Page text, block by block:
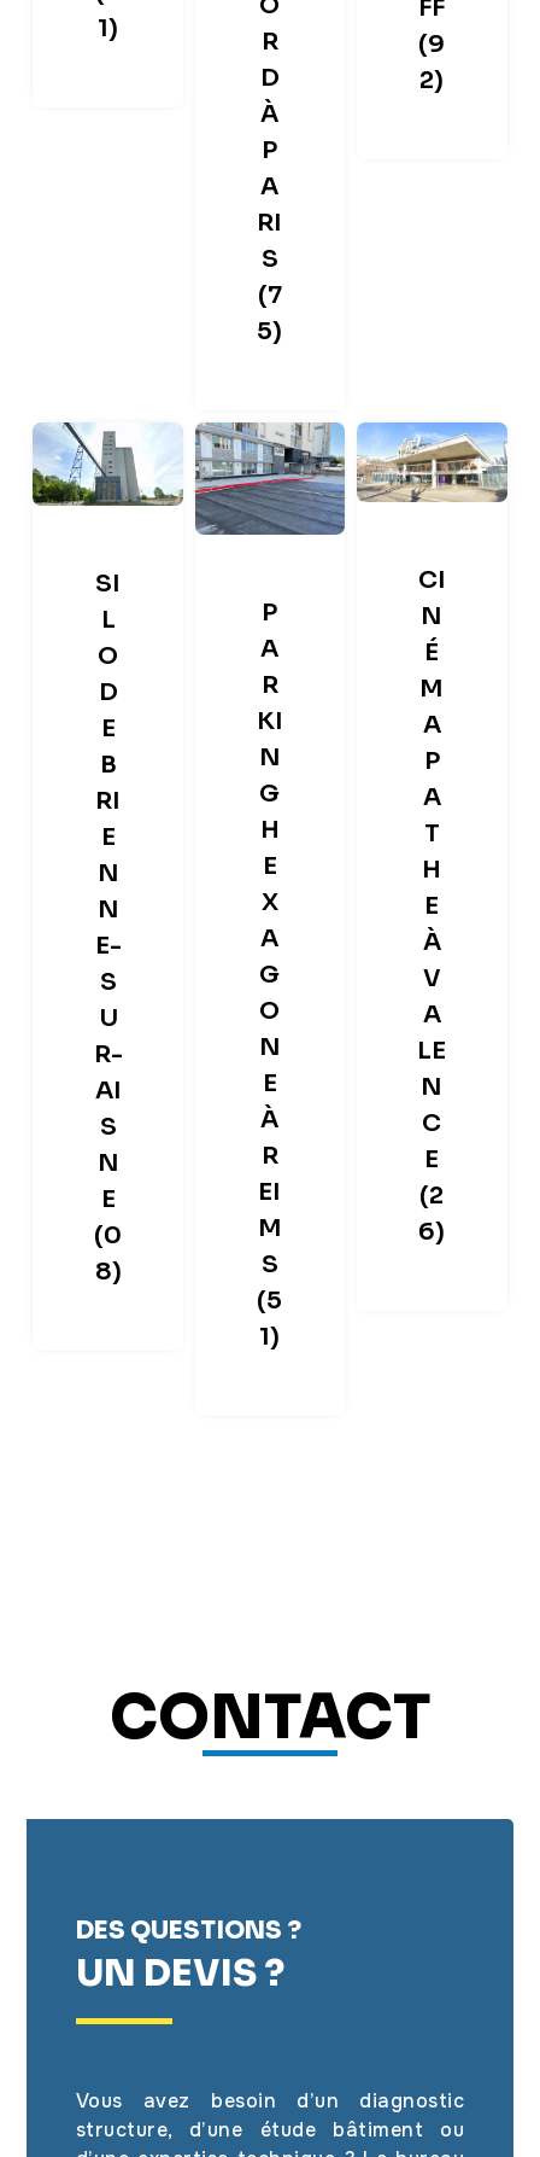
1)
R
D
À
P
A
RI
S
(7
5)
FF
(9
2)
SI
L
O
D
E
B
RI
E
N
N
E-
S
U
R-
AI
S
N
E
(0
8)
P
A
R
KI
N
G
H
E
X
A
G
O
N
E
À
R
EI
M
S
(5
1)
CI
N
É
M
A
P
A
T
H
E
À
V
A
LE
N
C
E
(2
6)
CONTACT
DES QUESTIONS ?
UN DEVIS ?
Vous avez besoin d’un diagnostic
structure, d’une étude bâtiment ou